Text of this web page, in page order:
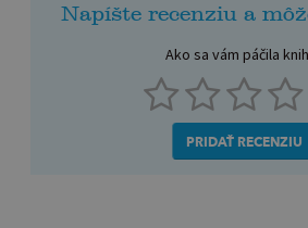
Napíšte recenziu a
Ako sa vám páčila
PRIDAŤ RECENZIU